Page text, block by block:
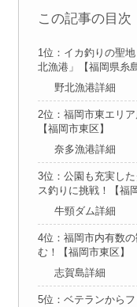
この記事の目次
1位：イカ釣りの聖
北漁港」【福岡県糸
野北漁港詳細
2位：福岡市東エリ
【福岡市東区】
奈多漁港詳細
3位：公園も充実し
ス釣りに挑戦！【福
牛頸ダム詳細
4位：福岡市内有数
む！【福岡市東区】
志賀島詳細
5位：ベテランから